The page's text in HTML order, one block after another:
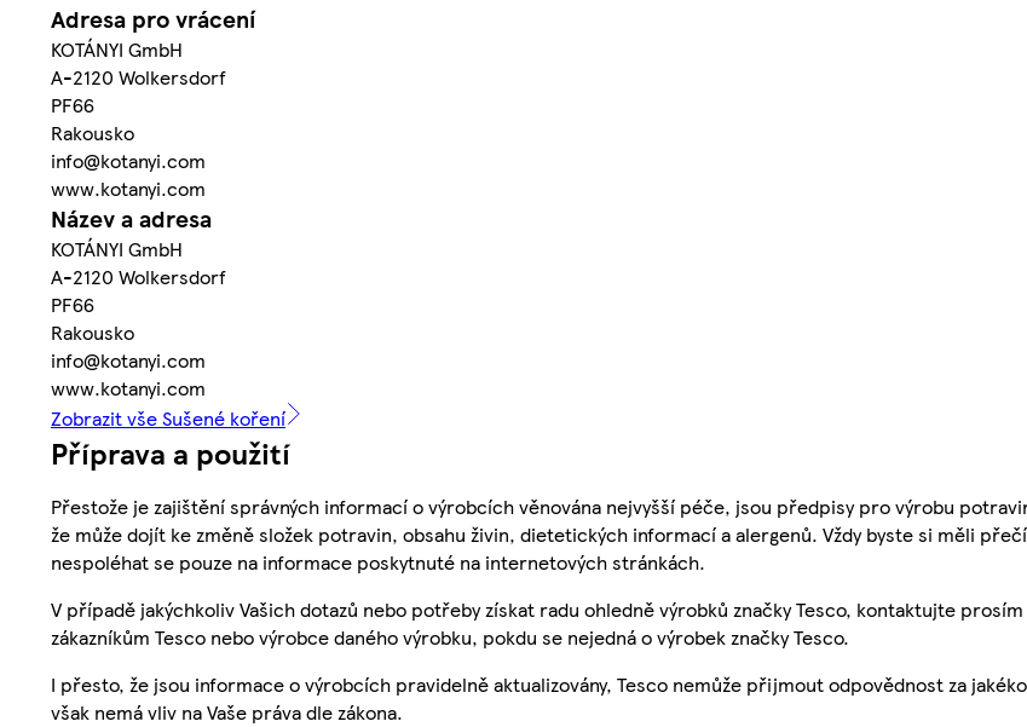
Adresa pro vrácení
KOTÁNYI GmbH
A-2120 Wolkersdorf
PF66
Rakousko
info@kotanyi.com
www.kotanyi.com
Název a adresa
KOTÁNYI GmbH
A-2120 Wolkersdorf
PF66
Rakousko
info@kotanyi.com
www.kotanyi.com
Zobrazit vše Sušené koření
Příprava a použití
Přestože je zajištění správných informací o výrobcích věnována nejvyšší péče, jsou předpisy pro výrobu
že může dojít ke změně složek potravin, obsahu živin, dietetických informací a alergenů. Vždy byste si měli
nespoléhat se pouze na informace poskytnuté na internetových stránkách.
V případě jakýchkoliv Vašich dotazů nebo potřeby získat radu ohledně výrobků značky Tesco, kontaktujte
zákazníkům Tesco nebo výrobce daného výrobku, pokdu se nejedná o výrobek značky Tesco.
I přesto, že jsou informace o výrobcích pravidelně aktualizovány, Tesco nemůže přijmout odpovědnost za
však nemá vliv na Vaše práva dle zákona.